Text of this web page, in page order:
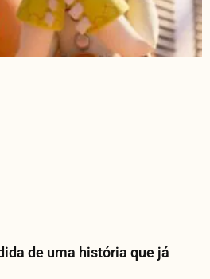
de uma história que já